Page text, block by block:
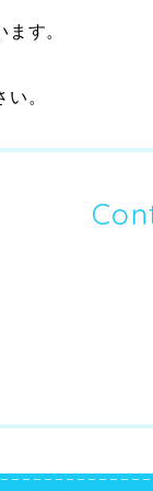
す。
。